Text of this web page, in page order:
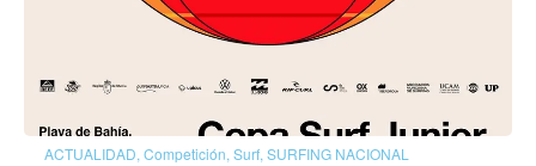
ACTUALIDAD, Competición, Surf, SURFING NACIONAL